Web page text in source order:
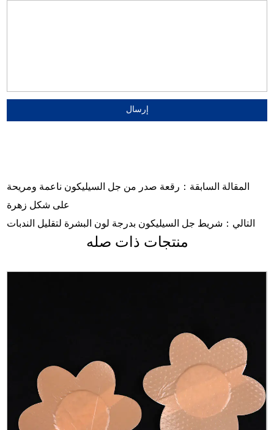
المقالة السابقة：رقعة صدر من جل السيليكون ناعمة ومريحة
على شكل زهرة
التالي：شريط جل السيليكون بدرجة لون البشرة لتقليل الندبات
منتجات ذات صله